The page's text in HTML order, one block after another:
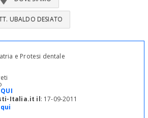
UBALDO DESIATO
e Protesi dentale
Italia.it il: 17-09-2011